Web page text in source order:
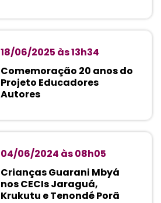
18/06/2025 às 13h34
Comemoração 20 anos do
Projeto Educadores
Autores
04/06/2024 às 08h05
Crianças Guarani Mbyá
nos CECIs Jaraguá,
Krukutu e Tenondé Porã